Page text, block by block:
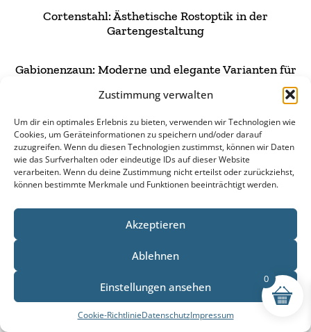
Zustimmung verwalten
Um dir ein optimales Erlebnis zu bieten, verwenden wir Technologien wie
Cookies, um Geräteinformationen zu speichern und/oder darauf
zuzugreifen. Wenn du diesen Technologien zustimmst, können wir Daten
wie das Surfverhalten oder eindeutige IDs auf dieser Website
verarbeiten. Wenn du deine Zustimmung nicht erteilst oder zurückziehst,
können bestimmte Merkmale und Funktionen beeinträchtigt werden.
Akzeptieren
Ablehnen
Einstellungen ansehen
Cookie-RichtlinieDatenschutzImpressum
Cortenstahl: Ästhetische Rostoptik in der
Gartengestaltung
Gabionenzaun: Moderne und elegante Varianten für
Schnellbeton: Schnelles & zuverlässiges Fundament
für Bauvorhaben
Doppelstabmattenzaun Tor: Darum sollten Sie auf
Doppelstabmatten setzen
Gabionenzaun: Moderne Varianten für Ihren Garten
Mehr Beiträge
0